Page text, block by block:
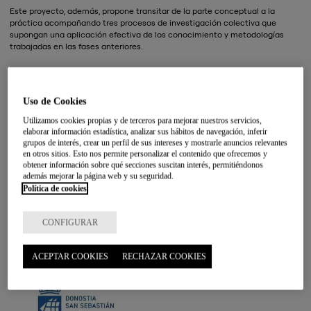
Este proyecto, además, propone transitar de la parte conceptual a la
práctica acompañando tres procesos de investigación colectiva que
supongan una aplicación efectiva de los conocimiento y metodologías
trabajadas en las fases anteriores.
COLABORADORES:
Uso de Cookies
Utilizamos cookies propias y de terceros para mejorar nuestros servicios,
elaborar información estadística, analizar sus hábitos de navegación, inferir
grupos de interés, crear un perfil de sus intereses y mostrarle anuncios relevantes
en otros sitios. Esto nos permite personalizar el contenido que ofrecemos y
obtener información sobre qué secciones suscitan interés, permitiéndonos
además mejorar la página web y su seguridad.
Política de cookies
CONFIGURAR
RECHAZAR COOKIES
ACEPTAR COOKIES